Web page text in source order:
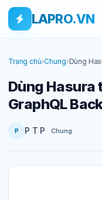
Skip to main content
Bỏ qua tới nội dung
LAPRO.VN
Trang chủ›Chung›Dùng
Dùng Hasura
GraphQL
P P T P Chung